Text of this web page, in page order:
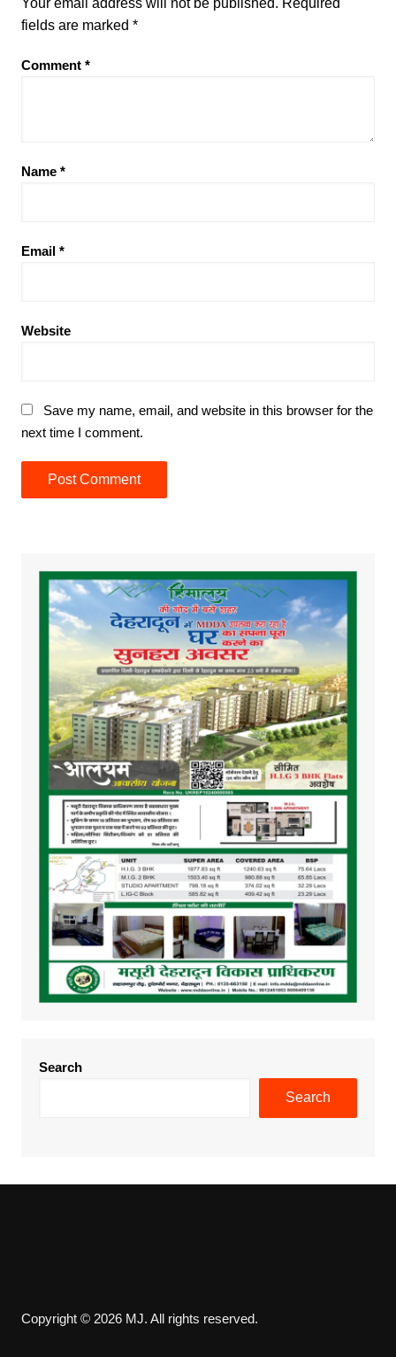
Your email address will not be published. Required
fields are marked *
Comment *
Name *
Email *
Website
Save my name, email, and website in this browser for the
next time I comment.
Search
Search
Copyright © 2026 MJ. All rights reserved.